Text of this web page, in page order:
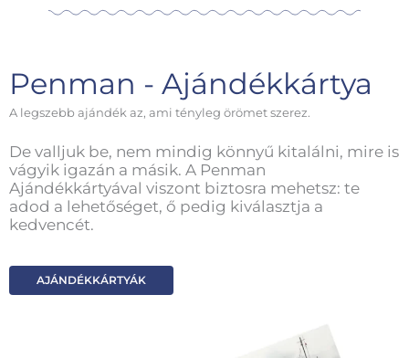
Penman - Ajándékkártya
A legszebb ajándék az, ami tényleg örömet szerez.
De valljuk be, nem mindig könnyű kitalálni, mire is
vágyik igazán a másik. A Penman
Ajándékkártyával viszont biztosra mehetsz: te
adod a lehetőséget, ő pedig kiválasztja a
kedvencét.
AJÁNDÉKKÁRTYÁK